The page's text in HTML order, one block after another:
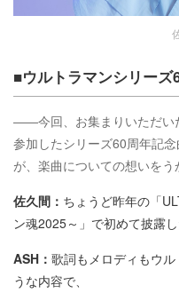
■ウルトラマンシリー
――今回、お集まりいただい
参加したシリーズ60周年記
が、楽曲についての想いをう
佐久間： ちょうど昨年の「
ン魂2025～」で初めて披露し
ASH： 歌詞もメロディもウ
うな内容で、